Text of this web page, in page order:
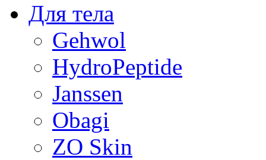
Для тела
Gehwol
HydroPeptide
Janssen
Obagi
ZO Skin